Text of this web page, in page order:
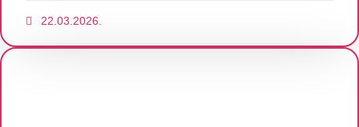
22.03.2026.